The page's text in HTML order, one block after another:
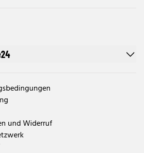
und Widerruf